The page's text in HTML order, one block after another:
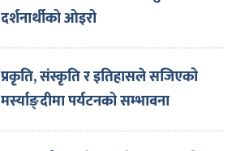
दर्शनार्थीको ओइरो
प्रकृति, संस्कृति र इतिहासले सजिएको
मर्स्याङ्दीमा पर्यटनको सम्भावना